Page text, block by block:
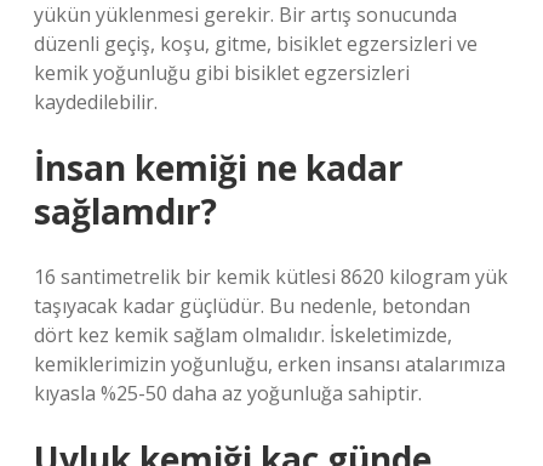
yükün yüklenmesi gerekir. Bir artış sonucunda
düzenli geçiş, koşu, gitme, bisiklet egzersizleri ve
kemik yoğunluğu gibi bisiklet egzersizleri
kaydedilebilir.
İnsan kemiği ne kadar
sağlamdır?
16 santimetrelik bir kemik kütlesi 8620 kilogram yük
taşıyacak kadar güçlüdür. Bu nedenle, betondan
dört kez kemik sağlam olmalıdır. İskeletimizde,
kemiklerimizin yoğunluğu, erken insansı atalarımıza
kıyasla %25-50 daha az yoğunluğa sahiptir.